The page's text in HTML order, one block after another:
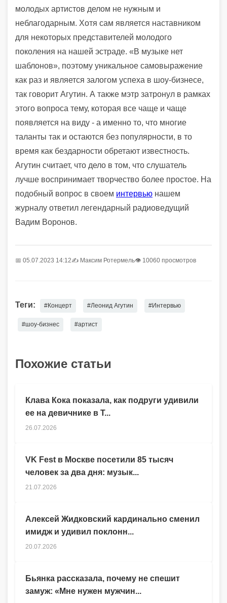
молодых артистов делом не нужным и
неблагодарным. Хотя сам является наставником
для некоторых представителей молодого
поколения на нашей эстраде. «В музыке нет
шаблонов», поэтому уникальное самовыражение
как раз и является залогом успеха в шоу-бизнесе,
так говорит Агутин. А также мэтр затронул в рамках
этого вопроса тему, которая все чаще и чаще
появляется на виду - а именно то, что многие
таланты так и остаются без популярности, в то
время как бездарности обретают известность.
Агутин считает, что дело в том, что слушатель
лучше воспринимает творчество более простое. На
подобный вопрос в своем интервью нашем
журналу ответил легендарный радиоведущий
Вадим Воронов.
📅 05.07.2023 14:12✍️ Максим Ротермель👁 10060 просмотров
Теги: #Концерт #Леонид Агутин #Интервью
#шоу-бизнес #артист
Похожие статьи
Клава Кока показала, как подруги удивили
ее на девичнике в Т...
26.07.2026
VK Fest в Москве посетили 85 тысяч
человек за два дня: музык...
21.07.2026
Алексей Жидковский кардинально сменил
имидж и удивил поклонн...
20.07.2026
Бьянка рассказала, почему не спешит
замуж: «Мне нужен мужчин...